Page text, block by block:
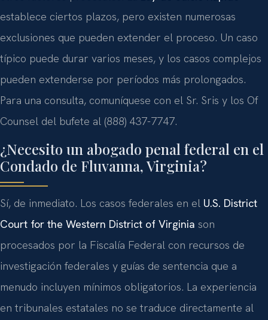
establece ciertos plazos, pero existen numerosas
exclusiones que pueden extender el proceso. Un caso
típico puede durar varios meses, y los casos complejos
pueden extenderse por períodos más prolongados.
Para una consulta, comuníquese con el Sr. Sris y los Of
Counsel del bufete al (888) 437-7747.
¿Necesito un abogado penal federal en el
Condado de Fluvanna, Virginia?
Sí, de inmediato. Los casos federales en el U.S. District
Court for the Western District of Virginia son
procesados por la Fiscalía Federal con recursos de
investigación federales y guías de sentencia que a
menudo incluyen mínimos obligatorios. La experiencia
en tribunales estatales no se traduce directamente al